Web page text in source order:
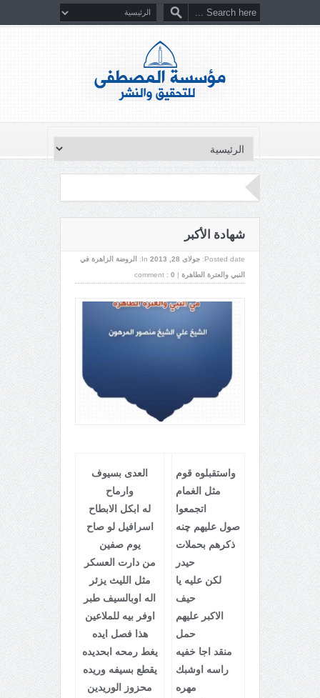
شهادة الأكبر
Posted date: جولای 28, 2013 In:
الروضة الزاهرة في
النبي والعترة الطاهرة |
comment : 0
واستقبلوه قوم
مثل الغمام
اتجمعوا
صول عليهم چنه
ذكرهم بحملات
حيدر
لكن عليه يا
حيف
الاكبر عليهم
حمل
منقد اجا خفيه
راسه اوشبك
مهره
العدى بسيوف
وارماح
له ابكل الابطاح
اسرافيل لو صاح
يوم صفين
من دارت العسكر
مثل الليث يزئر
اله اوبالسيف طبر
اوفر بيه للملاعين
هذا فصل ايده
يغط رمحه ابحديده
يقطع بسيفه وريده
محزوز الوريدين